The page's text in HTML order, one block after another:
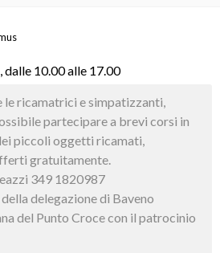
10.00 alle 17.00
ricamatrici e simpatizzanti,
partecipare a brevi corsi in
piccoli oggetti ricamati,
gratuitamente.
349 1820987
delegazione di Baveno
del Punto Croce con il patrocinio